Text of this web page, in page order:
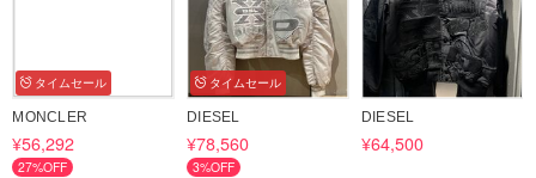
タイムセール
MONCLER
¥56,292
27%OFF
タイムセール
DIESEL
¥78,560
3%OFF
DIESEL
¥64,500